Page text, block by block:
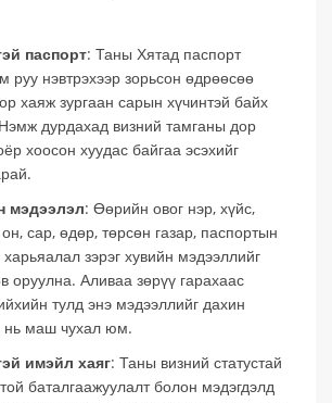
паспорт: Таны Хятад паспорт
руу нэвтрэхээр зорьсон өдрөөсөө
хаяж зургаан сарын хүчинтэй байх
дурдахад визний тамганы дор
хоосон хуудас байгаа эсэхийг
мэдээлэл: Өөрийн овог нэр, хүйс,
сар, өдөр, төрсөн газар, паспортын
харьяалал зэрэг хувийн мэдээллийг
оруулна. Аливаа зөрүү гарахаас
тулд энэ мэдээллийг дахин
нь маш чухал юм.
имэйл хаяг: Таны визний статустай
баталгаажуулалт болон мэдэгдэлд